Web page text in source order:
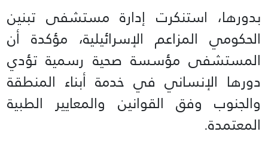
بدورها، استنكرت إدارة مستشفى تبنين
الحكومي المزاعم الإسرائيلية، مؤكدة أن
المستشفى مؤسسة صحية رسمية تؤدي
دورها الإنساني في خدمة أبناء المنطقة
والجنوب وفق القوانين والمعايير الطبية
المعتمدة.